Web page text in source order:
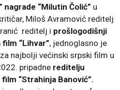
nagrade “Milutin Čolić” u
Miloš Avramović reditelj
reditelj i prošlogodišnji
“Lihvar”, jednoglasno je
najbolji većinski srpski film u
pripadne reditelju
“Strahinja Banović”.